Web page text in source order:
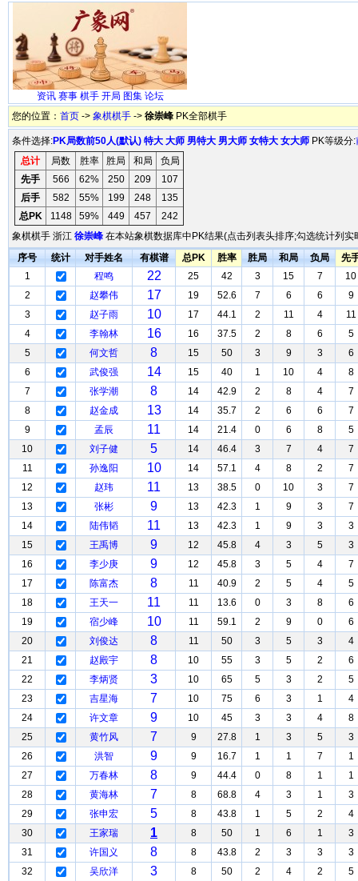
资讯 赛事 棋手 开局 图集 论坛
您的位置： 首页 -> 象棋棋手 -> 徐崇峰 PK全部棋手
条件选择:PK局数前50人(默认) 特大 大师 男特大 男大师 女特大 女大师 PK等级分:
总计
局数 胜率 胜局 和局
负局
先手
566 62% 250 209
107
后手
582 55% 199 248
135
总PK
1148 59% 449 457
242
象棋棋手 浙江 徐崇峰 在本站象棋数据库中PK结果(点击列表头排序;勾选统计列
序号
统计 对手姓名 有棋谱 总PK 胜率 胜局 和局 负局
先
1
程鸣 22 25 42 3 15 7
10
2
赵攀伟 17 19 52.6 7 6 6
9
3
赵子雨 10 17 44.1 2 11 4
11
4
李翰林 16 16 37.5 2 8 6
5
5
何文哲 8 15 50 3 9 3
6
6
武俊强 14 15 40 1 10 4
8
7
张学潮 8 14 42.9 2 8 4
7
8
赵金成 13 14 35.7 2 6 6
7
9
孟辰 11 14 21.4 0 6 8
5
10
刘子健 5 14 46.4 3 7 4
7
11
孙逸阳 10 14 57.1 4 8 2
7
12
赵玮 11 13 38.5 0 10 3
7
13
张彬 9 13 42.3 1 9 3
7
14
陆伟韬 11 13 42.3 1 9 3
3
15
王禹博 9 12 45.8 4 3 5
3
16
李少庚 9 12 45.8 3 5 4
7
17
陈富杰 8 11 40.9 2 5 4
5
18
王天一 11 11 13.6 0 3 8
6
19
宿少峰 10 11 59.1 2 9 0
6
20
刘俊达 8 11 50 3 5 3
4
21
赵殿宇 8 10 55 3 5 2
6
22
李炳贤 3 10 65 5 3 2
5
23
吉星海 7 10 75 6 3 1
4
24
许文章 9 10 45 3 3 4
8
25
黄竹风 7 9 27.8 1 3 5
3
26
洪智 9 9 16.7 1 1 7
1
27
万春林 8 9 44.4 0 8 1
1
28
黄海林 7 8 68.8 4 3 1
3
29
张申宏 5 8 43.8 1 5 2
4
30
王家瑞 1 8 50 1 6 1
3
31
许国义 8 8 43.8 2 3 3
3
32
吴欣洋 3 8 50 2 4 2
5